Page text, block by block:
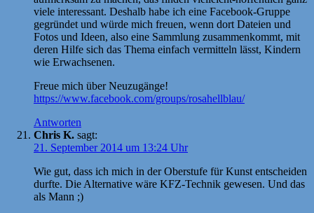
viele interessant. Deshalb habe ich eine Facebook-Gruppe
gegründet und würde mich freuen, wenn dort Dateien und
Fotos und Ideen, also eine Sammlung zusammenkommt, mit
deren Hilfe sich das Thema einfach vermitteln lässt, Kindern
wie Erwachsenen.
Freue mich über Neuzugänge!
https://www.facebook.com/groups/rosahellblau/
Antworten
Chris K. sagt:
21. September 2014 um 13:24 Uhr
Wie gut, dass ich mich in der Oberstufe für Kunst entscheiden
durfte. Die Alternative wäre KFZ-Technik gewesen. Und das
als Mann ;)